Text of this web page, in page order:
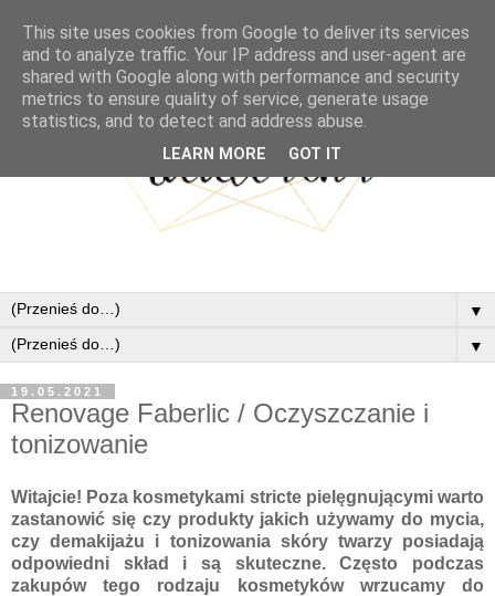
▼
▼
19.05.2021
Renovage Faberlic / Oczyszczanie i
tonizowanie
Witajcie! Poza kosmetykami stricte pielęgnującymi warto
zastanowić się czy produkty jakich używamy do mycia,
czy demakijażu i tonizowania skóry twarzy posiadają
odpowiedni skład i są skuteczne. Często podczas
zakupów tego rodzaju kosmetyków wrzucamy do
This site uses cookies from Google to deliver its services
and to analyze traffic. Your IP address and user-agent are
shared with Google along with performance and security
metrics to ensure quality of service, generate usage
statistics, and to detect and address abuse.
LEARN MORE GOT IT